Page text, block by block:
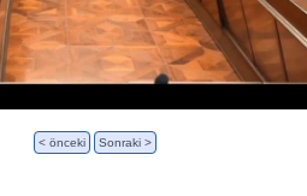
< önceki Sonraki >